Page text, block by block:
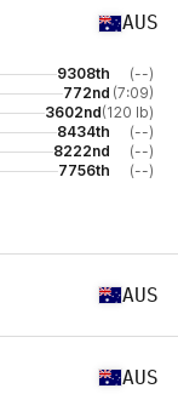
AUS
9308th
(--)
772nd (7:09)
3602nd(120 lb)
8434th
(--)
8222nd
(--)
7756th (--)
AUS
AUS